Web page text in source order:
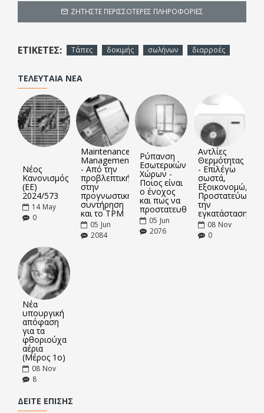
ΖΗΤΉΣΤΕ ΠΕΡΙΣΣΌΤΕΡΕΣ ΠΛΗΡΟΦΟΡΊΕΣ
ΕΤΙΚΈΤΕΣ: Τάπες δοκιμής σωλήνων διαρροές
ΤΕΛΕΥΤΑΊΑ ΝΈΑ
Νέος
Κανονισμός
(ΕΕ)
2024/573
14 May
0
Maintenance
Management
- Από την
προβλεπτική
στην
προγνωστική
συντήρηση
και το TPM
05 Jun
2084
Ρύπανση
Εσωτερικών
Χώρων -
Ποιος είναι
ο ένοχος
και πως να
προστατευθείτε
05 Jun
2076
Αντλίες
Θερμότητας
- Επιλέγω
σωστά,
Εξοικονομώ,
Προστατεύω
την
εγκατάσταση
08 Nov
0
Νέα
υπουργική
απόφαση
για τα
φθοριούχα
αέρια
(Μέρος 1ο)
08 Nov
8
ΔΕΊΤΕ ΕΠΊΣΗΣ